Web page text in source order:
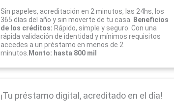
Sin papeles, acreditación en 2 minutos, las 24hs, los
365 días del año y sin moverte de tu casa.
Beneficios
de los créditos: Rápido, simple y seguro. Con una
rápida validación de identidad y mínimos requisitos
accedes a un préstamo en menos de 2
minutos. Monto: hasta 800 mil
¡Tu préstamo digital, acreditado en el día!